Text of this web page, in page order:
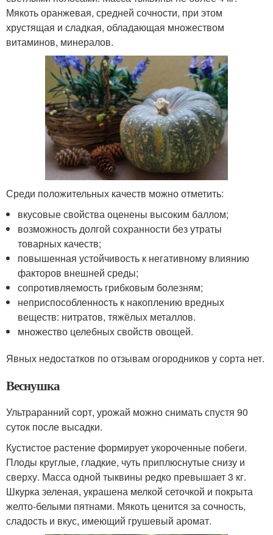
Мякоть оранжевая, средней сочности, при этом
хрустящая и сладкая, обладающая множеством
витаминов, минералов.
Среди положительных качеств можно отметить:
вкусовые свойства оценены высоким баллом;
возможность долгой сохранности без утраты
товарных качеств;
повышенная устойчивость к негативному влиянию
факторов внешней среды;
сопротивляемость грибковым болезням;
неприспособленность к накоплению вредных
веществ: нитратов, тяжёлых металлов.
множество целебных свойств овощей.
Явных недостатков по отзывам огородников у сорта нет.
Веснушка
Ультраранний сорт, урожай можно снимать спустя 90
суток после высадки.
Кустистое растение формирует укороченные побеги.
Плоды круглые, гладкие, чуть приплюснутые снизу и
сверху. Масса одной тыквины редко превышает 3 кг.
Шкурка зеленая, украшена мелкой сеточкой и покрыта
желто-белыми пятнами. Мякоть ценится за сочность,
сладость и вкус, имеющий грушевый аромат.